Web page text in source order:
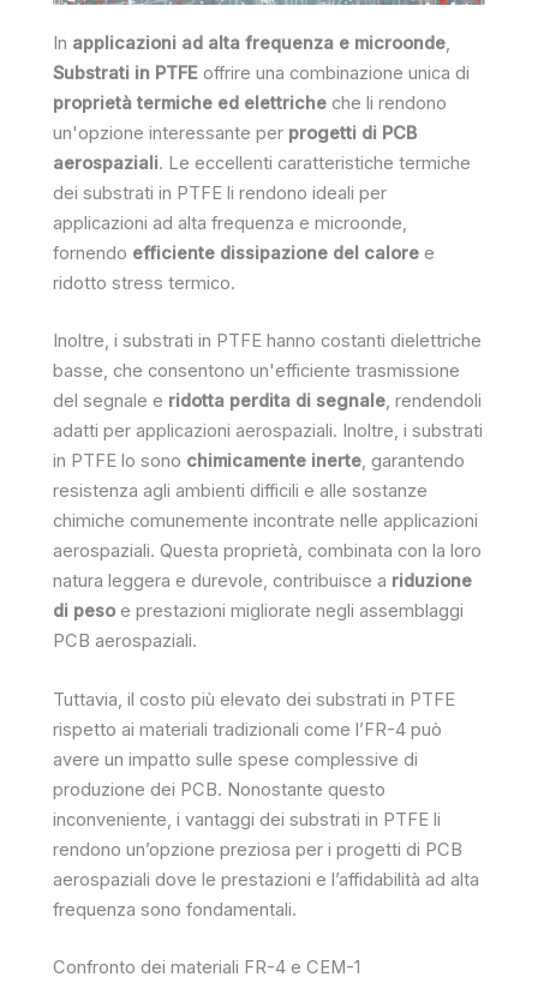
In applicazioni ad alta frequenza e microonde,
Substrati in PTFE offrire una combinazione unica di
proprietà termiche ed elettriche che li rendono
un'opzione interessante per progetti di PCB
aerospaziali. Le eccellenti caratteristiche termiche
dei substrati in PTFE li rendono ideali per
applicazioni ad alta frequenza e microonde,
fornendo efficiente dissipazione del calore e
ridotto stress termico.
Inoltre, i substrati in PTFE hanno costanti dielettriche
basse, che consentono un'efficiente trasmissione
del segnale e ridotta perdita di segnale, rendendoli
adatti per applicazioni aerospaziali. Inoltre, i substrati
in PTFE lo sono chimicamente inerte, garantendo
resistenza agli ambienti difficili e alle sostanze
chimiche comunemente incontrate nelle applicazioni
aerospaziali. Questa proprietà, combinata con la loro
natura leggera e durevole, contribuisce a riduzione
di peso e prestazioni migliorate negli assemblaggi
PCB aerospaziali.
Tuttavia, il costo più elevato dei substrati in PTFE
rispetto ai materiali tradizionali come l’FR-4 può
avere un impatto sulle spese complessive di
produzione dei PCB. Nonostante questo
inconveniente, i vantaggi dei substrati in PTFE li
rendono un’opzione preziosa per i progetti di PCB
aerospaziali dove le prestazioni e l’affidabilità ad alta
frequenza sono fondamentali.
Confronto dei materiali FR-4 e CEM-1